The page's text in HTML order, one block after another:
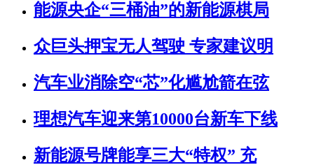
能源央企“三桶油”的新能源棋局
众巨头押宝无人驾驶 专家建议明
汽车业消除空“芯”化尴尬箭在弦
理想汽车迎来第10000台新车下线
新能源号牌能享三大“特权” 充